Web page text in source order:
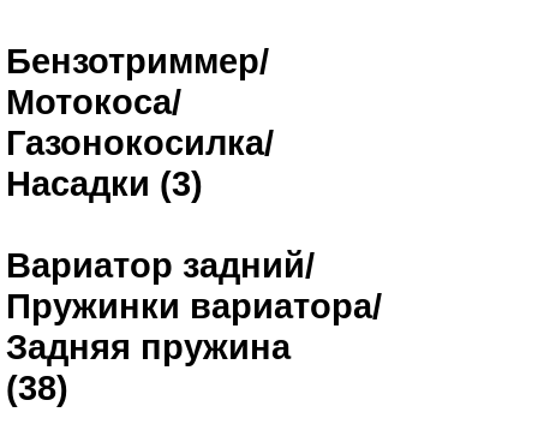
Бензотриммер/
Мотокоса/
Газонокосилка/
Насадки (3)
Вариатор задний/
Пружинки вариатора/
Задняя пружина
(38)